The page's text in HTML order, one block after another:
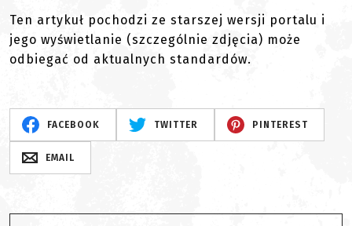
Ten artykuł pochodzi ze starszej wersji portalu i
jego wyświetlanie (szczególnie zdjęcia) może
odbiegać od aktualnych standardów.
FACEBOOK TWITTER PINTEREST
EMAIL